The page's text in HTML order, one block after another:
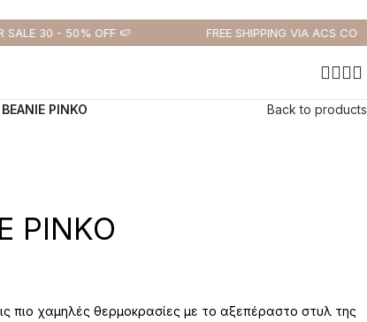
30 - 50% OFF 🍉 FREE SHIPPING VIA ACS
PINKO Back to products
PINKO
πιο χαμηλές θερμοκρασίες με το αξεπέραστο στυλ της